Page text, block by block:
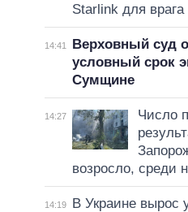
Starlink для врага
14:41
Верховный суд
условный срок
Сумщине
14:27
Число
возросло, среди
14:19
В Украине вырос